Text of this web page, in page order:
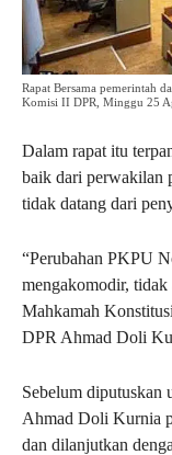
Rapat Bersama pemerintah
Komisi II DPR, Minggu 25
Dalam rapat itu
baik dari perwakilan
tidak datang dari
“Perubahan PKPU
mengakomodir,
Mahkamah
DPR Ahmad Doli
Sebelum
Ahmad Doli Kurnia
dan dilanjutkan